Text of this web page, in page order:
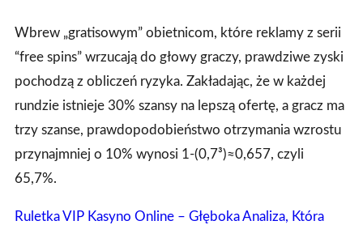
Wbrew „gratisowym” obietnicom, które reklamy z serii
“free spins” wrzucają do głowy graczy, prawdziwe zyski
pochodzą z obliczeń ryzyka. Zakładając, że w każdej
rundzie istnieje 30% szansy na lepszą ofertę, a gracz ma
trzy szanse, prawdopodobieństwo otrzymania wzrostu
przynajmniej o 10% wynosi 1‑(0,7³)≈0,657, czyli
65,7%.
Ruletka VIP Kasyno Online – Głęboka Analiza, Która